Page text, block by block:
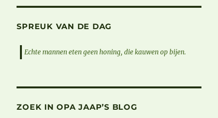
SPREUK VAN DE DAG
Echte mannen eten geen honing, die kauwen op bijen.
ZOEK IN OPA JAAP’S BLOG